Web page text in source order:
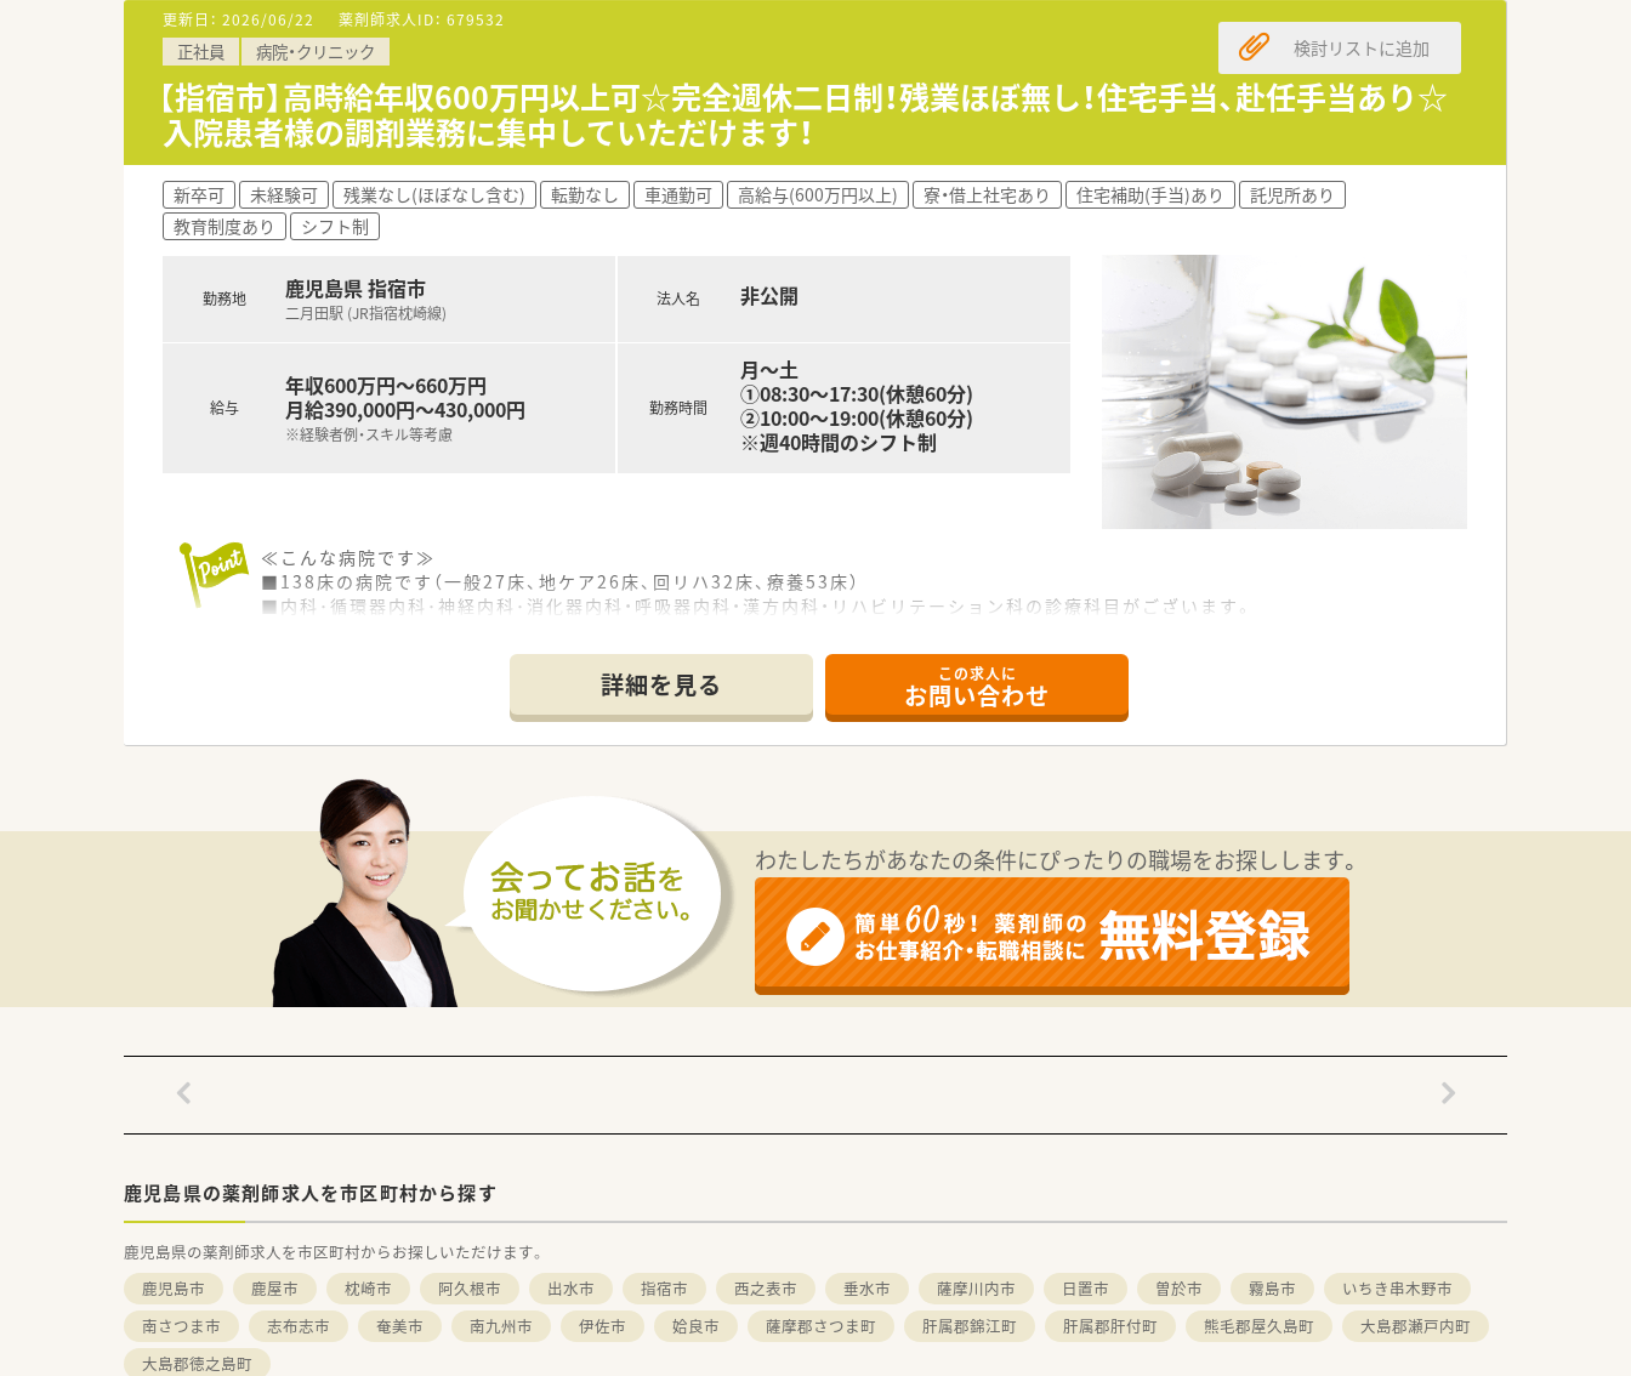
更新日： 2026/06/22 薬剤師求人ID： 679532
正社員 病院・クリニック
【指宿市】高時給年収600万円以上可☆完全週休二日制！残業ほぼ無し！住宅手当、赴任手当あり☆
入院患者様の調剤業務に集中していただけます！
検討リストに追加
新卒可 未経験可 残業なし(ほぼなし含む) 転勤なし 車通勤可 高給与(600万円以上) 寮・借上社宅あり 住宅補助(手当)あり
託児所あり
教育制度あり
シフト制
勤務地 鹿児島県 指宿市
二月田駅 (JR指宿枕崎線)
給与
年収600万円～660万円
月給390,000円～430,000円
※経験者例・スキル等考慮
法人名 非公開
勤務時間
月～土
①08:30～17:30(休憩60分)
②10:00～19:00(休憩60分)
※週40時間のシフト制
≪こんな病院です≫
■138床の病院です（一般27床、地ケア26床、回リハ32床、療養53床）
■内科･循環器内科･神経内科･消化器内科・呼吸器内科・漢方内科・リハビリテーション科の診療科目がございます。
■0歳より利用可能な託児所がございます！
■調剤、服薬指導、医薬品管理がメイン業務です。
■その他付随する病院調剤業務
■病棟業務はございません。
■外来院外処方
■入院調剤 2週間処方メイン
■入院時つなぎ処方、臨時あり
■病棟調剤メイン
■退院時指導は必要な方に対して実施
詳細を見る この求人に
お問い合わせ
わたしたちがあなたの条件にぴったりの職場をお探しします。
鹿児島県の薬剤師求人を市区町村から探す
鹿児島県の薬剤師求人を市区町村からお探しいただけます。
鹿児島市
鹿屋市 枕崎市 阿久根市 出水市 指宿市 西之表市 垂水市 薩摩川内市 日置市 曽於市 霧島市
いちき串木野市
南さつま市
志布志市 奄美市 南九州市 伊佐市 姶良市 薩摩郡さつま町 肝属郡錦江町 肝属郡肝付町 熊毛郡屋久島町
大島郡瀬戸内町
大島郡徳之島町